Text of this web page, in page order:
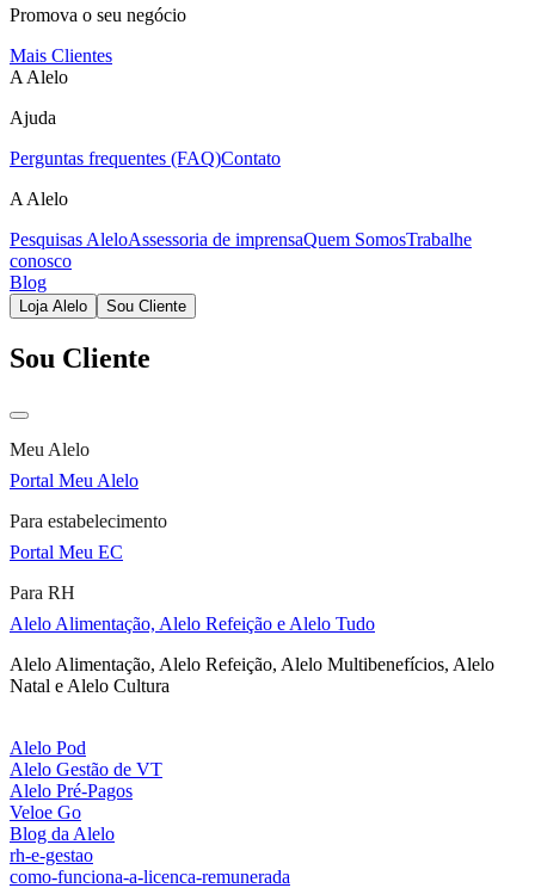
Promova o seu negócio
Mais Clientes
A Alelo
Ajuda
Perguntas frequentes (FAQ)Contato
A Alelo
Pesquisas AleloAssessoria de imprensaQuem SomosTrabalhe
conosco
Blog
Loja Alelo Sou Cliente
Sou Cliente
Meu Alelo
Portal Meu Alelo
Para estabelecimento
Portal Meu EC
Para RH
Alelo Alimentação, Alelo Refeição e Alelo Tudo
Alelo Alimentação, Alelo Refeição, Alelo Multibenefícios, Alelo
Natal e Alelo Cultura
Alelo Pod
Alelo Gestão de VT
Alelo Pré-Pagos
Veloe Go
Blog da Alelo
rh-e-gestao
como-funciona-a-licenca-remunerada